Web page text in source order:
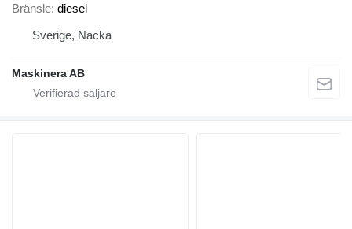
Bränsle diesel
Sverige, Nacka
Maskinera AB